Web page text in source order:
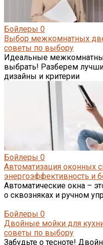
Бойлеры 0
Выбор межкомнатных
советы по выбору
Идеальные
выбрать! Разберем
дизайны и критерии
Бойлеры 0
Автоматизация оконных
энергоэффективность и
Автоматические окна –
о сквозняках и ручном
Бойлеры 0
Двойные мойки для
советы по выбору
Забудьте о тесноте!